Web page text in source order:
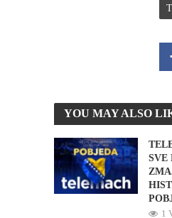
YOU MAY ALSO
SVE
1